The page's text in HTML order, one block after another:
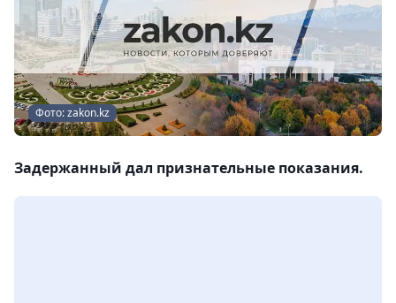
Фото: zakon.kz
Задержанный дал признательные показания.